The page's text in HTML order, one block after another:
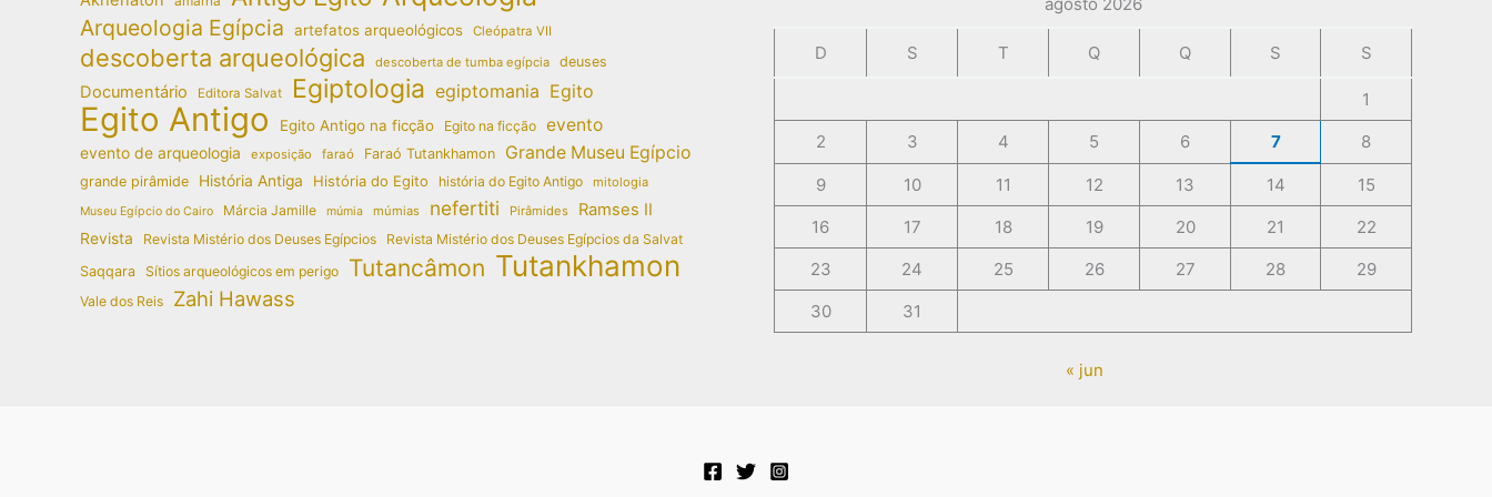
Arqueologia Egípcia artefatos arqueológicos Cleópatra VII
descoberta arqueológica descoberta de tumba egípcia deuses
Documentário Editora Salvat Egiptologia egiptomania Egito
Egito Antigo Egito Antigo na ficção Egito na ficção evento
evento de arqueologia exposição faraó Faraó Tutankhamon Grande Museu Egípcio
grande pirâmide História Antiga História do Egito história do Egito Antigo mitologia
Museu Egípcio do Cairo Márcia Jamille múmia múmias nefertiti Pirâmides Ramses II
Revista Revista Mistério dos Deuses Egípcios
Revista Mistério dos Deuses Egípcios da Salvat
Saqqara Sítios arqueológicos em perigo Tutancâmon Tutankhamon
Vale dos Reis Zahi Hawass
D S T Q Q S S
1
2
3 4 5 6 7 8
9 10 11 12 13 14
15
16
17 18 19 20 21
22
23
24 25 26 27 28
29
30
31
« jun